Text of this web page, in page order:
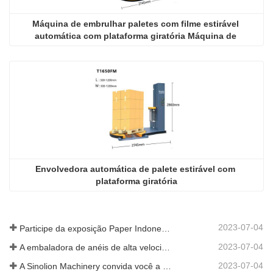
Máquina de embrulhar paletes com filme estirável
automática com plataforma giratória Máquina de
Envolvedora automática de palete estirável com
plataforma giratória
2023-07-04
2023-07-04
2023-07-04